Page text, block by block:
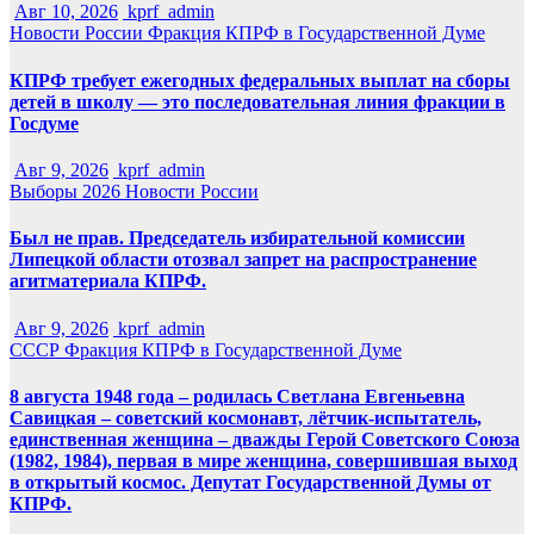
Авг 10, 2026 kprf_admin
Новости России Фракция КПРФ в Государственной Думе
КПРФ требует ежегодных федеральных выплат на сборы
детей в школу — это последовательная линия фракции в
Госдуме
Авг 9, 2026 kprf_admin
Выборы 2026 Новости России
Был не прав. Председатель избирательной комиссии
Липецкой области отозвал запрет на распространение
агитматериала КПРФ.
Авг 9, 2026 kprf_admin
СССР Фракция КПРФ в Государственной Думе
8 августа 1948 года – родилась Светлана Евгеньевна
Савицкая – советский космонавт, лётчик-испытатель,
единственная женщина – дважды Герой Советского Союза
(1982, 1984), первая в мире женщина, совершившая выход
в открытый космос. Депутат Государственной Думы от
КПРФ.